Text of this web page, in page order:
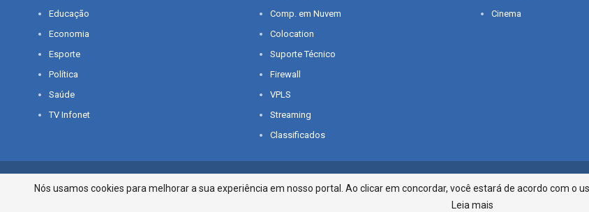
Educação
Economia
Esporte
Política
Saúde
TV Infonet
Comp. em Nuvem
Colocation
Suporte Técnico
Firewall
VPLS
Streaming
Classificados
Cinema
© 2026 - O que é notícia em Sergipe. Todos os direitos reservados.
Infonet - Rua Monsenhor
Nós usamos cookies para melhorar a sua experiência em nosso portal. Ao clicar em concordar, você estará de acordo com o
Leia mais